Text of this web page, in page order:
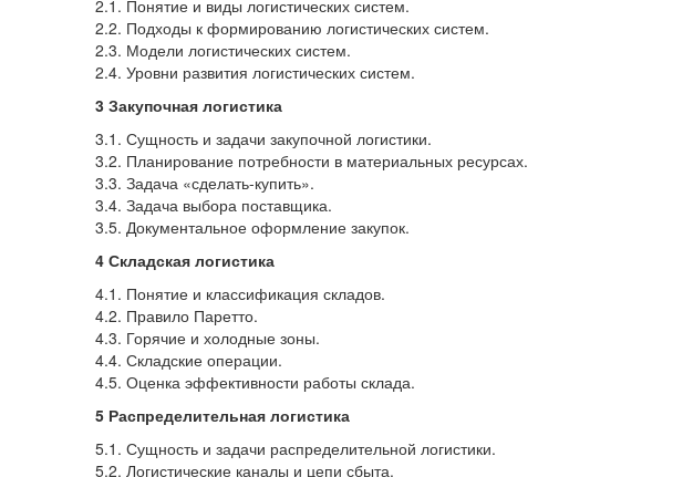
2.1. Понятие и виды логистических систем.
2.2. Подходы к формированию логистических систем.
2.3. Модели логистических систем.
2.4. Уровни развития логистических систем.
3 Закупочная логистика
3.1. Сущность и задачи закупочной логистики.
3.2. Планирование потребности в материальных ресурсах.
3.3. Задача «сделать-купить».
3.4. Задача выбора поставщика.
3.5. Документальное оформление закупок.
4 Складская логистика
4.1. Понятие и классификация складов.
4.2. Правило Паретто.
4.3. Горячие и холодные зоны.
4.4. Складские операции.
4.5. Оценка эффективности работы склада.
5 Распределительная логистика
5.1. Сущность и задачи распределительной логистики.
5.2. Логистические каналы и цепи сбыта.